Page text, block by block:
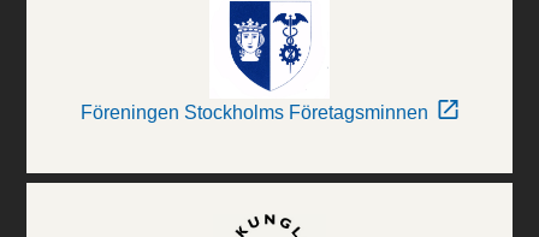
Föreningen Stockholms Företagsminnen